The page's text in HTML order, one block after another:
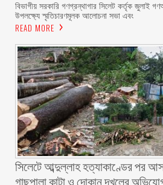
বিভাগীয় সরকারি গণগ্রন্থাগার সিলেট কর্তৃক জুলাই
উপলক্ষ্যে স্মৃতিচারণমূলক আলোচনা সভা এবং
READ MORE
সিলেটে আব্দুল্লাহ হত্যাকাণ্ডের পর
গাছপালা কাটা ও দোকান দখলের